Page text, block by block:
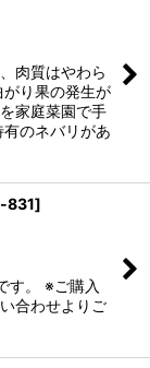
肉質はやわら
り果の発生が
家庭菜園で手
のネバリがあ
831]
す。 ※ご購入
合わせよりご